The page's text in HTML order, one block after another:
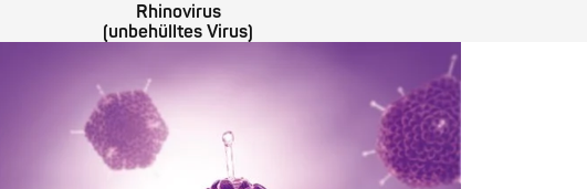
Rhinovirus
(unbehülltes Virus)